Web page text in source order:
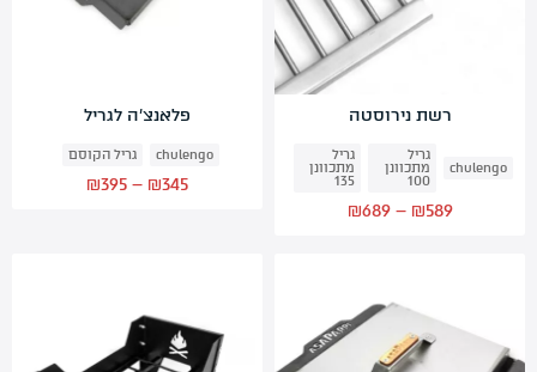
רשת נירוסטה
chulengo
גריל
מתכוונן
100
גריל
מתכוונן
135
₪589
–
₪689
פלאנצ’ה לגריל
chulengo גריל הקוסם
₪345
–
₪395